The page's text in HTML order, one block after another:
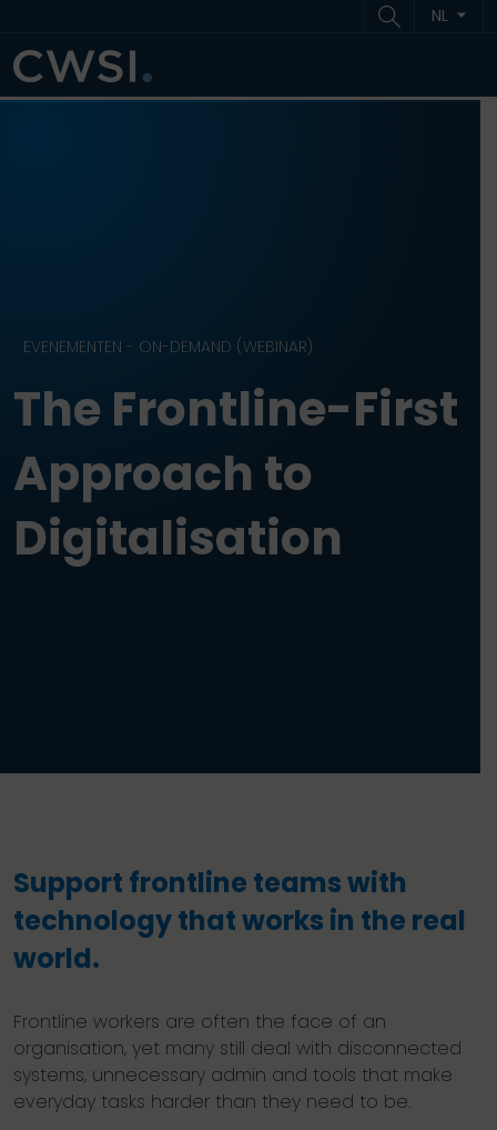
NL
EVENEMENTEN - ON-DEMAND (WEBINAR)
The Frontline-First
Approach to
Digitalisation
Support frontline teams with
technology that works in the real
world.
Frontline workers are often the face of an
organisation, yet many still deal with disconnected
systems, unnecessary admin and tools that make
everyday tasks harder than they need to be.